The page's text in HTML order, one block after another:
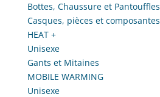
Bottes, Chaussure et Pantouffles
Casques, pièces et composantes
HEAT +
Unisexe
Gants et Mitaines
MOBILE WARMING
Unisexe